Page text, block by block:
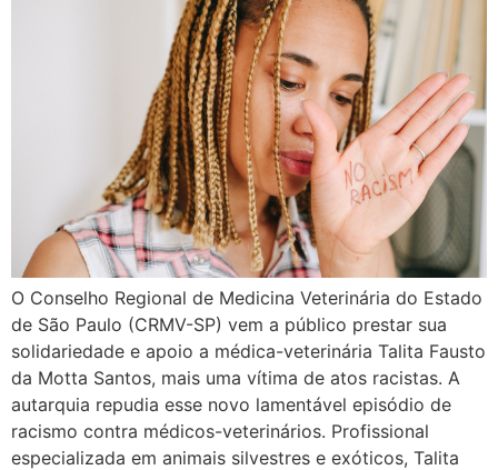
O Conselho Regional de Medicina Veterinária do Estado
de São Paulo (CRMV-SP) vem a público prestar sua
solidariedade e apoio a médica-veterinária Talita Fausto
da Motta Santos, mais uma vítima de atos racistas. A
autarquia repudia esse novo lamentável episódio de
racismo contra médicos-veterinários. Profissional
especializada em animais silvestres e exóticos, Talita